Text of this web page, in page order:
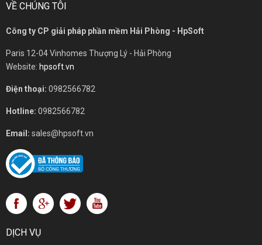
VỀ CHÚNG TÔI
Công ty CP giải pháp phần mềm Hải Phòng - HpSoft
Paris 12-04 Vinhomes Thượng Lý - Hải Phòng
Website: hpsoft.vn
Điện thoại: 0982566782
Hotline: 0982566782
Email: sales@hpsoft.vn
DỊCH VỤ